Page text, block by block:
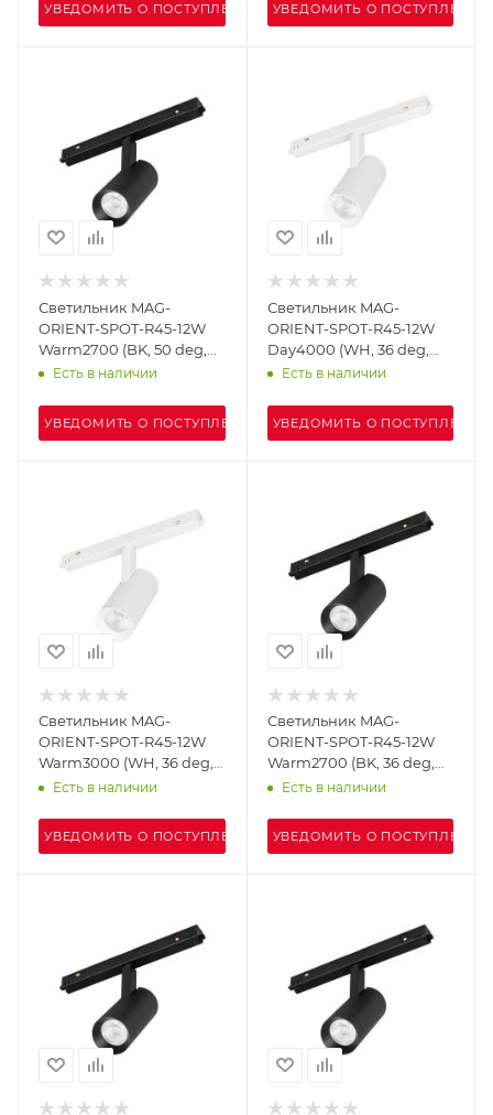
УВЕДОМИТЬ О ПОСТУПЛЕНИИ УВЕДОМИТЬ О ПОСТУПЛЕНИИ
Светильник MAG-
ORIENT-SPOT-R45-12W
Warm2700 (BK, 50 deg,
48V) (Arlight, IP20
Есть в наличии
УВЕДОМИТЬ О ПОСТУПЛЕНИИ
Светильник MAG-
ORIENT-SPOT-R45-12W
Day4000 (WH, 36 deg,
48V) (Arlight, IP20
Есть в наличии
УВЕДОМИТЬ О ПОСТУПЛЕНИИ
Светильник MAG-
ORIENT-SPOT-R45-12W
Warm3000 (WH, 36 deg,
48V) (Arlight, IP20
Есть в наличии
УВЕДОМИТЬ О ПОСТУПЛЕНИИ
Светильник MAG-
ORIENT-SPOT-R45-12W
Warm2700 (BK, 36 deg,
48V) (Arlight, IP20
Есть в наличии
УВЕДОМИТЬ О ПОСТУПЛЕНИИ